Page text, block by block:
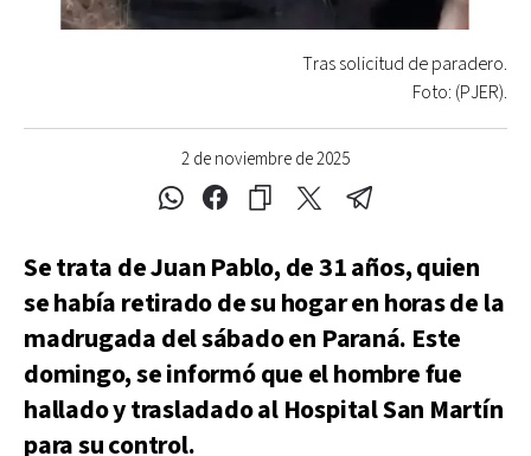
2 de noviembre de 2025
Tras solicitud de paradero.
Foto: (PJER).
Se trata de Juan Pablo, de 31 años, quien
se había retirado de su hogar en horas de la
madrugada del sábado en Paraná. Este
domingo, se informó que el hombre fue
hallado y trasladado al Hospital San Martín
para su control.